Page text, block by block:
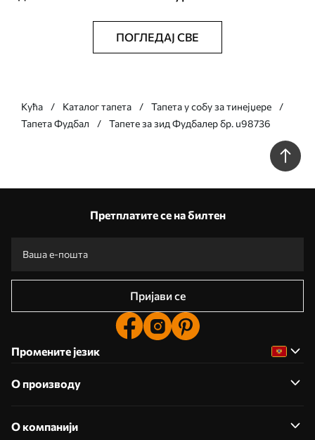
ПОГЛЕДАЈ СВЕ
Кућа Каталог тапета
Тапета у собу за тинејџере
Тапета Фудбал
Тапете за зид Фудбалер бр. u98736
Претплатите се на билтен
Пријави се
Промените језик
О производу
О компанији